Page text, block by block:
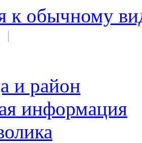
к обычному
|
и район
информация